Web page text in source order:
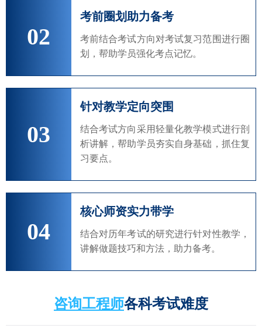
02
考前圈划助力备考
考前结合考试方向对考试复习范围进行圈
划，帮助学员强化考点记忆。
03
针对教学定向突围
结合考试方向采用轻量化教学模式进行剖
析讲解，帮助学员夯实自身基础，抓住复
习要点。
04
核心师资实力带学
结合对历年考试的研究进行针对性教学，
讲解做题技巧和方法，助力备考。
咨询工程师各科考试难度